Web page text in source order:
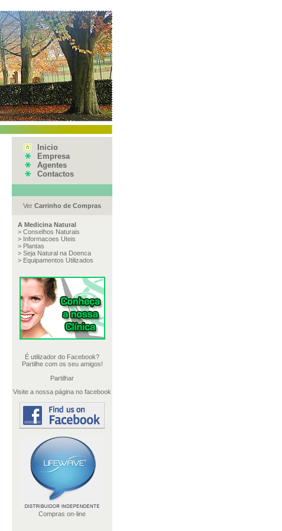
Inicio
Empresa
Agentes
Contactos
Ver Carrinho de Compras
A Medicina Natural
> Conselhos Naturais
> Informacoes Uteis
> Plantas
> Seja Natural na Doenca
> Equipamentos Utilizados
É utilizador do Facebook?
Partilhe com os seu amigos!
Partilhar
Visite a nossa página no facebook
Compras on-line